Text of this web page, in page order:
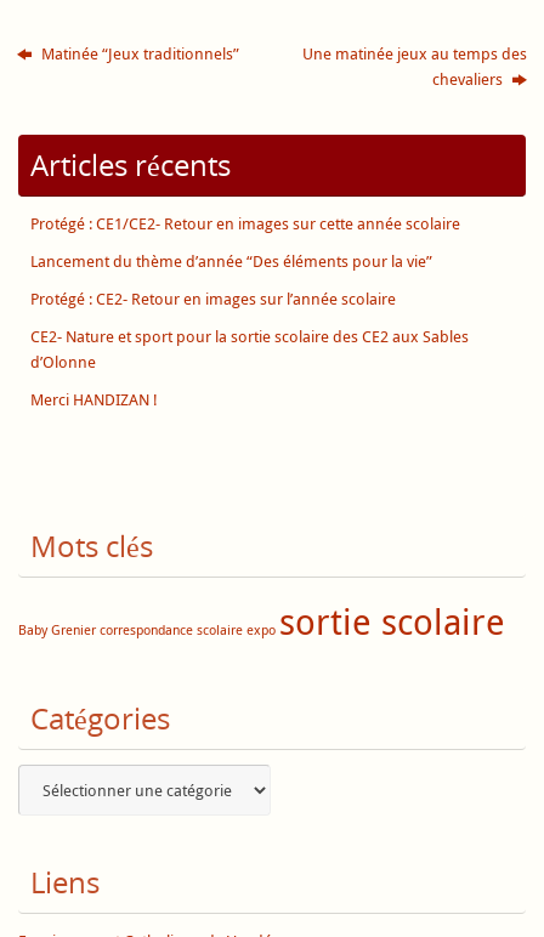
Matinée “Jeux traditionnels”
Une matinée jeux au temps des
chevaliers
Articles récents
Protégé : CE1/CE2- Retour en images sur cette année scolaire
Lancement du thème d’année “Des éléments pour la vie”
Protégé : CE2- Retour en images sur l’année scolaire
CE2- Nature et sport pour la sortie scolaire des CE2 aux Sables
d’Olonne
Merci HANDIZAN !
Mots clés
Baby Grenier correspondance scolaire expo sortie scolaire
Catégories
Liens